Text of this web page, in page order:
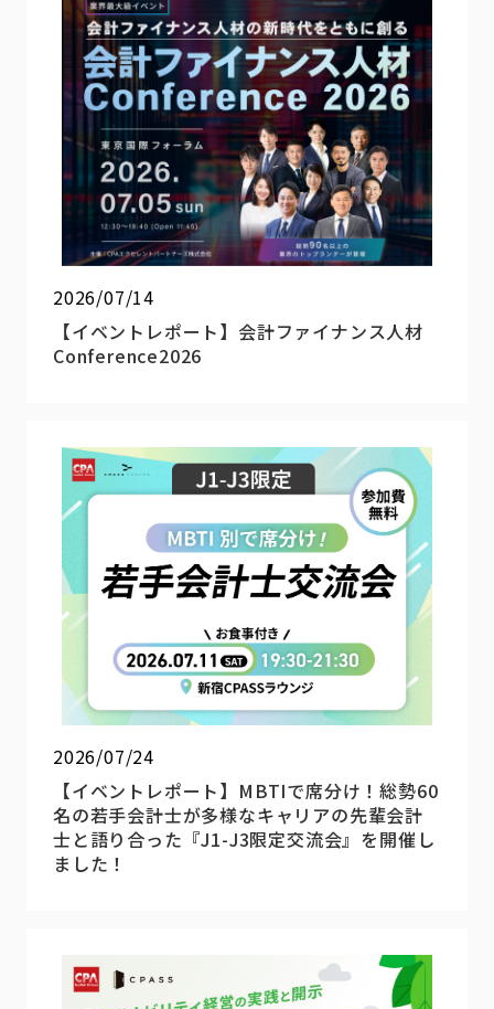
2026/07/14
【イベントレポート】会計ファイナンス人材
Conference2026
2026/07/24
【イベントレポート】MBTIで席分け！総勢60
名の若手会計士が多様なキャリアの先輩会計
士と語り合った『J1-J3限定交流会』を開催し
ました！